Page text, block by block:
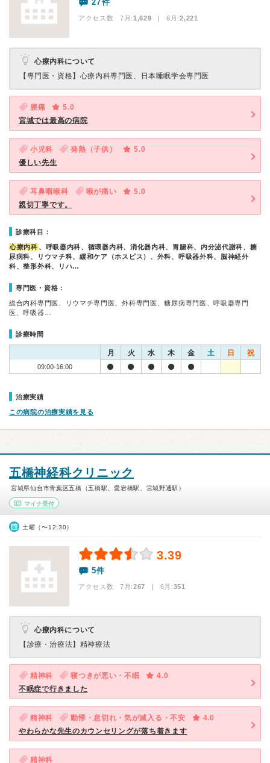
27件
アクセス数 7月:1,629 | 6月:2,221
心療内科について
【専門医・資格】 心療内科専門医、日本睡眠学会専門医
腰痛
5.0
宮城では最高の病院
小児科 発熱（子供）
5.0
優しい先生
耳鼻咽喉科 喉が痛い
5.0
親切丁寧です。
診療科目：
心療内科 、呼吸器内科、循環器内科、消化器内科、胃腸科、内分泌代謝科、糖
尿病科、リウマチ科、緩和ケア（ホスピス）、外科、呼吸器外科、脳神経外
科、整形外科、リハ…
専門医・資格：
総合内科専門医、リウマチ専門医、外科専門医、糖尿病専門医、呼吸器専門
医、呼吸器…
診療時間
月 火 水 木 金 土 日 祝
09:00-16:00
治療実績
この病院の治療実績を見る
五橋神経科クリニック
宮城県仙台市青葉区五橋（五橋駅、愛宕橋駅、宮城野通駅）
マイナ受付
土曜（〜12:30）
3.39
5件
アクセス数 7月:267 | 6月:351
心療内科について
【診療・治療法】 精神療法
精神科 寝つきが悪い・不眠
4.0
不眠症で行きました
精神科 動悸・息切れ・気が滅入る・不安
4.0
やわらかな先生のカウンセリングが落ち着きます
精神科